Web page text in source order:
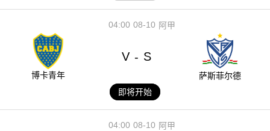
08-10
04:00 阿甲
博卡青年
V - S
萨斯菲尔德
即将开始
08-10
04:00 阿甲